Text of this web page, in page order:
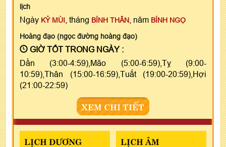
lịch
Ngày KỶ MÙI , tháng BÍNH THÂN , năm BÍNH NGỌ
Hoàng đạo (ngọc đường hoàng đạo)
GIỜ TỐT TRONG NGÀY :
Dần (3:00-4:59),Mão (5:00-6:59),Tỵ (9:00-
10:59),Thân (15:00-16:59),Tuất (19:00-20:59),Hợi
(21:00-22:59)
XEM CHI TIẾT
LỊCH DƯƠNG LỊCH ÂM